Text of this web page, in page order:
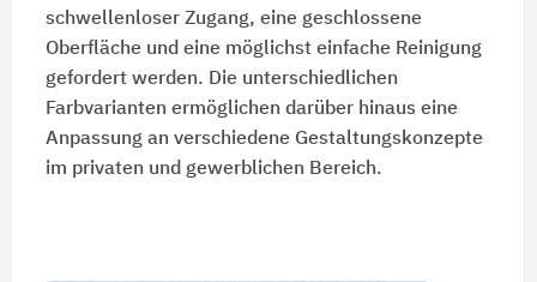
schwellenloser Zugang, eine geschlossene
Oberfläche und eine möglichst einfache Reinigung
gefordert werden. Die unterschiedlichen
Farbvarianten ermöglichen darüber hinaus eine
Anpassung an verschiedene Gestaltungskonzepte
im privaten und gewerblichen Bereich.